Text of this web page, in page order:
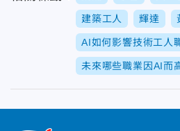
建築工人 輝達
AI如何影響技術工人
未來哪些職業因AI而